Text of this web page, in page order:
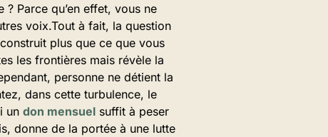
Parce qu’en effet, vous ne
voix.Tout à fait, la question
plus que ce que vous
les frontières mais révèle la
personne ne détient la
dans cette turbulence, le
un don mensuel suffit à peser
donne de la portée à une lutte